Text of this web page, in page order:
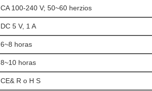
CA 100-240 V; 50~60 herzios
DC 5 V, 1 A
6~8 horas
8~10 horas
CE& R o H S